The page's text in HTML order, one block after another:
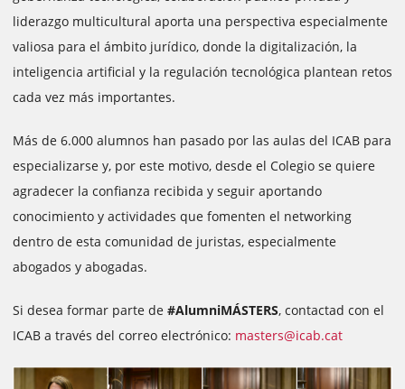
liderazgo multicultural aporta una perspectiva especialmente
valiosa para el ámbito jurídico, donde la digitalización, la
inteligencia artificial y la regulación tecnológica plantean retos
cada vez más importantes.
Más de 6.000 alumnos han pasado por las aulas del ICAB para
especializarse y, por este motivo, desde el Colegio se quiere
agradecer la confianza recibida y seguir aportando
conocimiento y actividades que fomenten el networking
dentro de esta comunidad de juristas, especialmente
abogados y abogadas.
Si desea formar parte de #AlumniMÁSTERS, contactad con el
ICAB a través del correo electrónico: masters@icab.cat